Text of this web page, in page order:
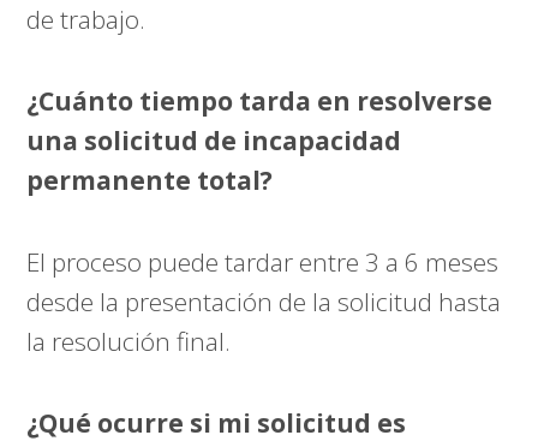
de trabajo.
¿Cuánto tiempo tarda en resolverse
una solicitud de incapacidad
permanente total?
El proceso puede tardar entre 3 a 6 meses
desde la presentación de la solicitud hasta
la resolución final.
¿Qué ocurre si mi solicitud es